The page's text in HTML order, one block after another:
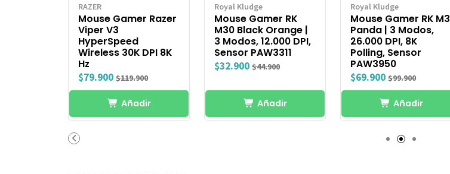
RAZER
Mouse Gamer Razer
Viper V3
HyperSpeed
Wireless 30K DPI 8K
Hz
$79.900 $119.900
Añadir
Royal Kludge
Mouse Gamer RK
M30 Black Orange |
3 Modos, 12.000 DPI,
Sensor PAW3311
$32.900 $44.900
Añadir
Royal Kludge
Mouse Gamer RK M3
Panda | 3 Modos,
26.000 DPI, 8K
Polling, Sensor
PAW3950
$69.900 $99.900
Añadir